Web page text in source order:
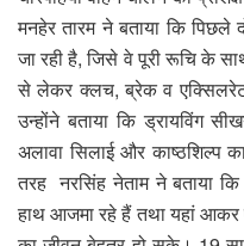
मनहेर तारम ने बताया कि पिछले
जा रही है, जिसे वे पूरी रूचि के
से लेकर क्लच, ब्रेक व
उन्होंने बताया कि ड्रायविंग
अलावा सिलाई और काष्ठशिल्प
तरह नरसिंह नेताम ने बताया कि
हाथ आजमा रहे हैं तथा यहां